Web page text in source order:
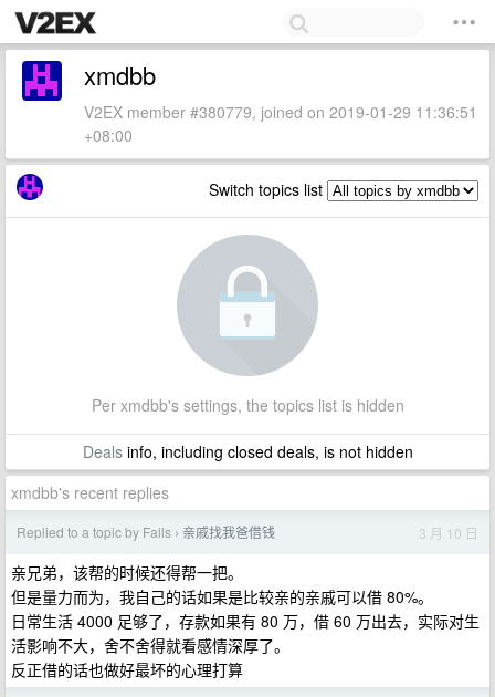
xmdbb
V2EX member #380779, joined on 2019-01-29 11:36:51
+08:00
Switch topics list
Per xmdbb's settings, the topics list is hidden
Dealsinfo, including closed deals, is not hidden
xmdbb's recent replies
Replied to a topic by Falls › 亲戚找我爸借钱 3 月 10 日
亲兄弟，该帮的时候还得帮一把。
但是量力而为，我自己的话如果是比较亲的亲戚可以借 80%。
日常生活 4000 足够了，存款如果有 80 万，借 60 万出去，实际对生
活影响不大，舍不舍得就看感情深厚了。
反正借的话也做好最坏的心理打算